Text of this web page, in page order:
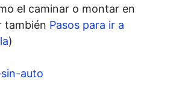
el caminar o montar en
también Pasos para ir a
)